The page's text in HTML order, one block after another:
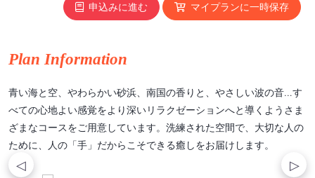
申込みに進む マイプランに一時保存
Plan Information
青い海と空、やわらかい砂浜、南国の香りと、やさしい波の音…す
べての心地よい感覚をより深いリラクゼーションへと導くようさま
ざまなコースをご用意しています。洗練された空間で、大切な人の
ために、人の「手」だからこそできる癒しをお届けします。